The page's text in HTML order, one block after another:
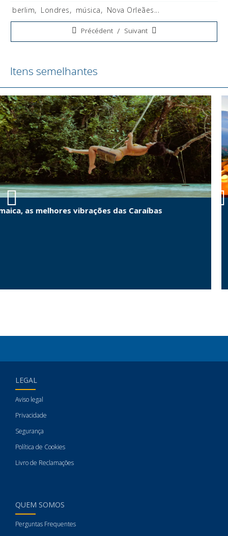
Tags:
berlim, Londres, música, Nova Orleães...
Précédent / Suivant
Itens semelhantes
As melhores cidades para viajar se
LEGAL
Aviso legal
Privacidade
Segurança
Política de Cookies
Livro de Reclamações
QUEM SOMOS
Perguntas Frequentes